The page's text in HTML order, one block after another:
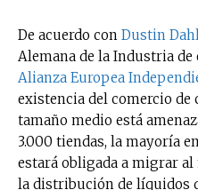
De acuerdo con Dustin
Alemana de la Industria de
Alianza Europea
existencia del comercio
tamaño medio está
3.000 tiendas, la mayoría
estará obligada a migrar al
la distribución de líquidos